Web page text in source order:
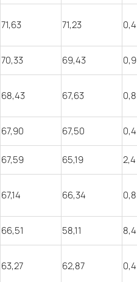
71,63 71,23 0,4
70,33 69,43 0,9
68,43 67,63 0,8
67,90 67,50 0,4
67,59 65,19 2,4
67,14 66,34 0,8
66,51 58,11 8,4
63,27 62,87 0,4